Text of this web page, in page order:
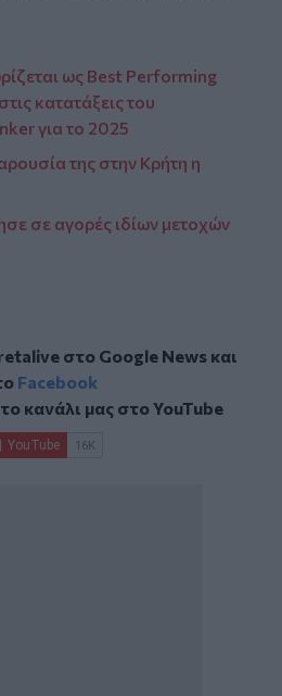
ως Best Performing
κατατάξεις του
για το 2025
της στην Κρήτη η
σε αγορές ιδίων μετοχών
στο Google Newsκαι
Facebook
κανάλι μας στοYouTube